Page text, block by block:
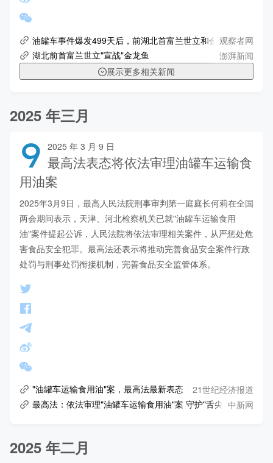
油罐车事件爆发499天后，前湖北首富兰世立和金龙鱼"打"起来
观察者网
湖北前首富兰世立"宣战"金龙鱼 澎湃新闻
展示更多相关新闻
2025 年三月
9 2025 年 3 月 9 日
最高法表态将依法审理油罐车运输食
用油案
2025年3月9日，最高人民法院刑事审判第一庭庭长何莉在全国
两会期间表示，天津、河北检察机关已就"油罐车运输食用
油"案件提起公诉，人民法院将依法审理相关案件，从严惩处危
害食品安全犯罪。最高法还表示将推动完善食品安全案件行政
处罚与刑事处罚衔接机制，完善食品安全监管体系。
"油罐车运输食用油"案，最高法最新表态！ 21世纪经济报道
最高法：依法审理"油罐车运输食用油"案 守护"舌尖上的安全"
中新网
2025 年二月